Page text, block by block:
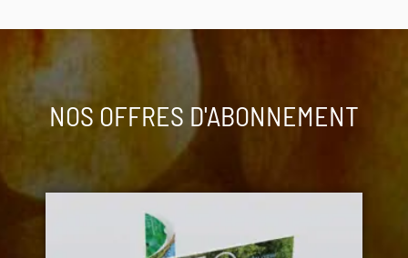
NOS OFFRES D'ABONNEMENT